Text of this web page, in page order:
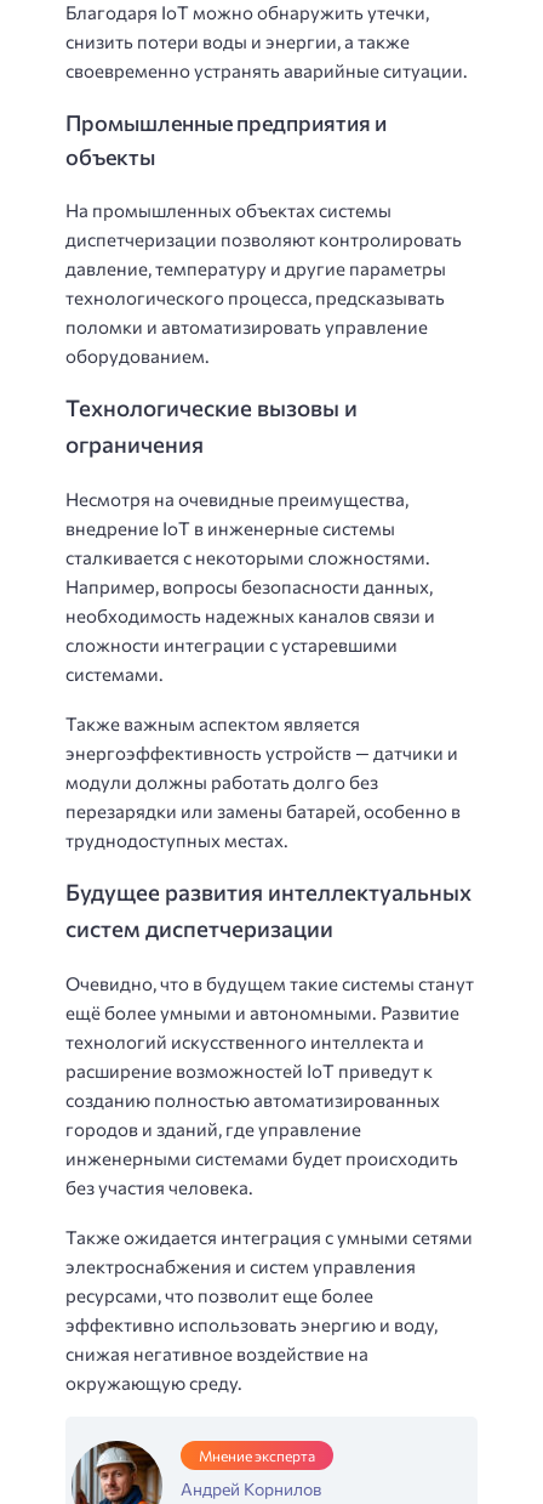
Благодаря IoT можно обнаружить утечки,
снизить потери воды и энергии, а также
своевременно устранять аварийные ситуации.
Промышленные предприятия и
объекты
На промышленных объектах системы
диспетчеризации позволяют контролировать
давление, температуру и другие параметры
технологического процесса, предсказывать
поломки и автоматизировать управление
оборудованием.
Технологические вызовы и
ограничения
Несмотря на очевидные преимущества,
внедрение IoT в инженерные системы
сталкивается с некоторыми сложностями.
Например, вопросы безопасности данных,
необходимость надежных каналов связи и
сложности интеграции с устаревшими
системами.
Также важным аспектом является
энергоэффективность устройств — датчики и
модули должны работать долго без
перезарядки или замены батарей, особенно в
труднодоступных местах.
Будущее развития интеллектуальных
систем диспетчеризации
Очевидно, что в будущем такие системы станут
ещё более умными и автономными. Развитие
технологий искусственного интеллекта и
расширение возможностей IoT приведут к
созданию полностью автоматизированных
городов и зданий, где управление
инженерными системами будет происходить
без участия человека.
Также ожидается интеграция с умными сетями
электроснабжения и систем управления
ресурсами, что позволит еще более
эффективно использовать энергию и воду,
снижая негативное воздействие на
окружающую среду.
Мнение эксперта
Андрей Корнилов